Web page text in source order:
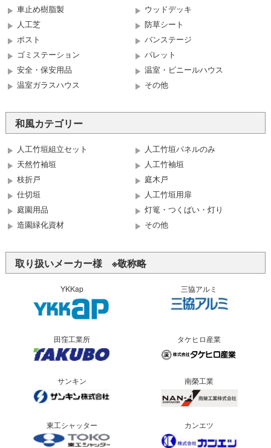
車止め樹脂製
ウッドデッキ
人工芝
防草シート
ポスト
バンステージ
ゴミステーション
パレット
安全・保安用品
温室・ビニールハウス
温室ガラスハウス
その他
和風カテゴリー
人工竹垣組立セット
人工竹垣パネルのみ
天然竹袖垣
人工竹袖垣
枝折戸
庭木戸
仕切垣
人工竹垣用扉
庭園用品
灯篭・つくばい・灯り
造園緑化資材
その他
取り扱いメーカー様 ※敬称略
YKKap 三協アルミ
田窪工業所 タケヒロ産業
サンキン 南榮工業
東工シャッター カンエツ